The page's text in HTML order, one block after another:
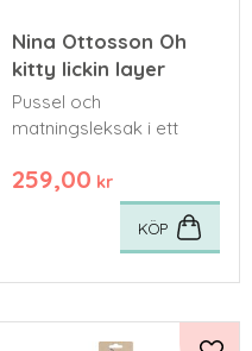
Nina Ottosson Oh
kitty lickin layer
Pussel och
matningsleksak i ett
259,00 kr
KÖP